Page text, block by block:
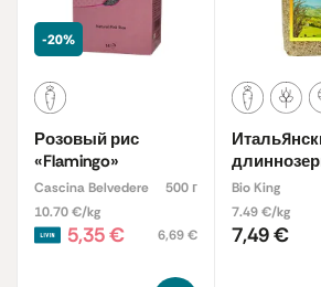
-20%
Розовый рис
«Flamingo»
Cascina Belvedere
500 г
10.70 €/kg
5,35 € 6,69 €
Bio King
7.49 €/kg
7,49 €